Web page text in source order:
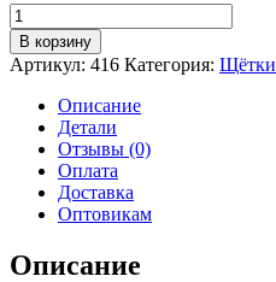
Количество
товара
Щетки
графитовые
6.3х12.5х26
зернодробилки
Фермер
110.
Проводок,
флажок
В корзину
Артикул: 416 Категория: Щётки
Описание
Детали
Отзывы (0)
Оплата
Доставка
Оптовикам
Описание